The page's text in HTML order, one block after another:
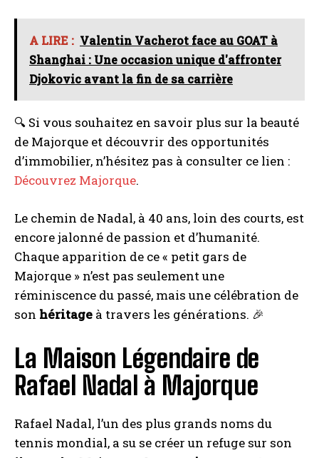
I WANT IN
I've read and accept the Privacy Policy.
A LIRE : Shilajit et musculation : vertus et mode
d’emploi
A LIRE : Valentin Vacherot face au GOAT à
Shanghai : Une occasion unique d'affronter
Djokovic avant la fin de sa carrière
🔍 Si vous souhaitez en savoir plus sur la beauté
de Majorque et découvrir des opportunités
d’immobilier, n’hésitez pas à consulter ce lien :
Découvrez Majorque.
Le chemin de Nadal, à 40 ans, loin des courts, est
encore jalonné de passion et d’humanité.
Chaque apparition de ce « petit gars de
Majorque » n’est pas seulement une
réminiscence du passé, mais une célébration de
son héritage à travers les générations. 🎉
La Maison Légendaire de
Rafael Nadal à Majorque
Rafael Nadal, l’un des plus grands noms du
tennis mondial, a su se créer un refuge sur son